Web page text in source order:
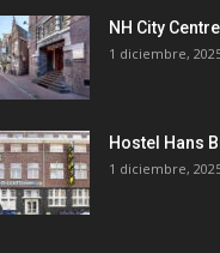
NH City
1 diciembre,
Hostel Hans
1 diciembre,